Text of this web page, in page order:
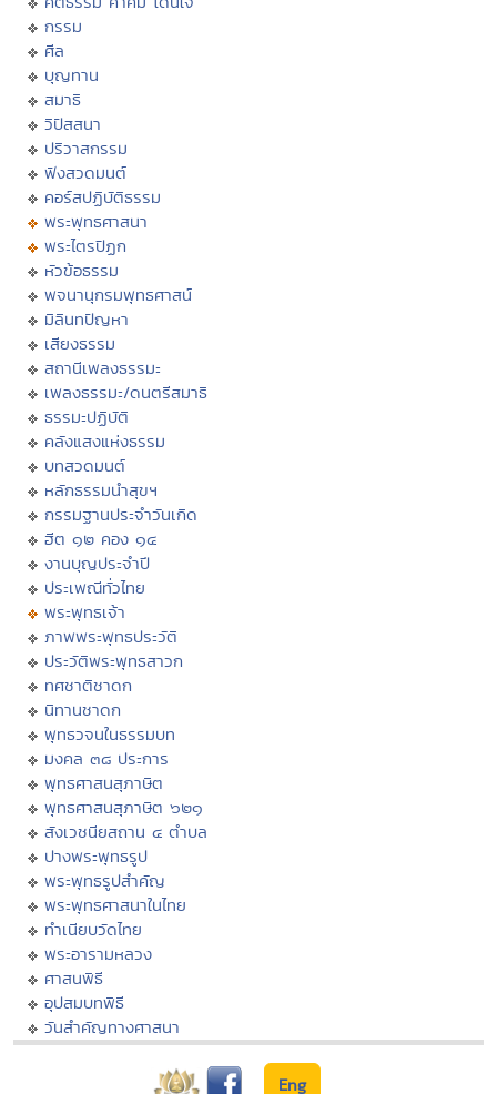
กรรม
ศีล
บุญทาน
สมาธิ
วิปัสสนา
ปริวาสกรรม
ฟังสวดมนต์
คอร์สปฏิบัติธรรม
พระพุทธศาสนา
พระไตรปิฏก
หัวข้อธรรม
พจนานุกรมพุทธศาสน์
มิลินทปัญหา
เสียงธรรม
สถานีเพลงธรรมะ
เพลงธรรมะ/ดนตรีสมาธิ
ธรรมะปฏิบัติ
คลังแสงแห่งธรรม
บทสวดมนต์
หลักธรรมนำสุขฯ
กรรมฐานประจำวันเกิด
ฮีต ๑๒ คอง ๑๔
งานบุญประจำปี
ประเพณีทั่วไทย
พระพุทธเจ้า
ภาพพระพุทธประวัติ
ประวัติพระพุทธสาวก
ทศชาติชาดก
นิทานชาดก
พุทธวจนในธรรมบท
มงคล ๓๘ ประการ
พุทธศาสนสุภาษิต
พุทธศาสนสุภาษิต ๖๒๑
สังเวชนียสถาน ๔ ตำบล
ปางพระพุทธรูป
พระพุทธรูปสำคัญ
พระพุทธศาสนาในไทย
ทำเนียบวัดไทย
พระอารามหลวง
ศาสนพิธี
อุปสมบทพิธี
วันสำคัญทางศาสนา
Eng